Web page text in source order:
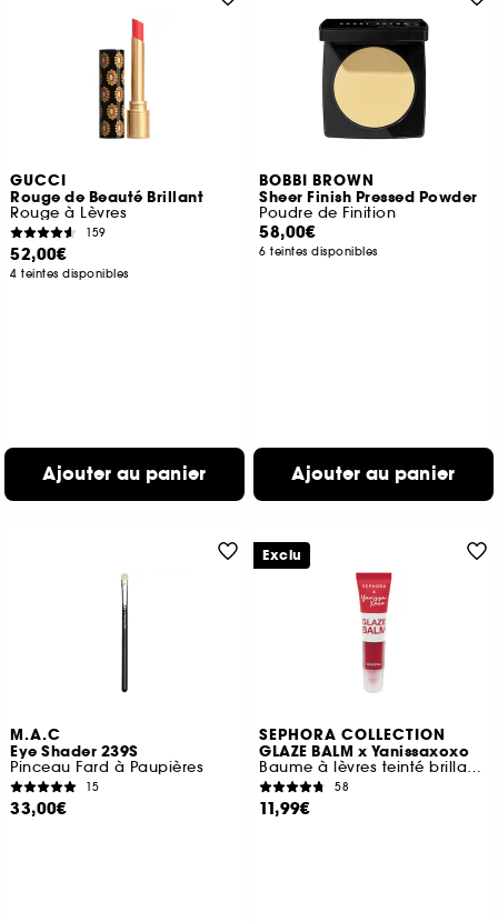
GUCCI
Rouge de Beauté Brillant
Rouge à Lèvres
159
52,00€
4 teintes disponibles
Ajouter au panier
BOBBI BROWN
Sheer Finish Pressed Powder
Poudre de Finition
58,00€
6 teintes disponibles
Ajouter au panier
M.A.C
Eye Shader 239S
Pinceau Fard à Paupières
15
33,00€
SEPHORA COLLECTION
GLAZE BALM x Yanissaxoxo
Baume à lèvres teinté brillance glossy
58
11,99€
Exclu